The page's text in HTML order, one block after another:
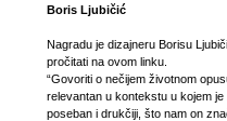
Boris Ljubičić
Nagradu je dizajneru Borisu
pročitati na ovom linku.
“Govoriti o nečijem životnom
relevantan u kontekstu u kojem
poseban i drukčiji, što nam on